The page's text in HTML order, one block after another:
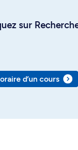
sur
d’un cours